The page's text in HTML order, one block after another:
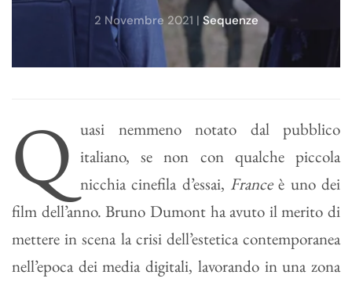
2 Novembre 2021 | Sequenze
Q uasi nemmeno notato dal pubblico
italiano, se non con qualche piccola
nicchia cinefila d’essai, Franceè uno dei
film dell’anno. Bruno Dumont ha avuto il merito di
mettere in scena la crisi dell’estetica contemporanea
nell’epoca dei media digitali, lavorando in una zona